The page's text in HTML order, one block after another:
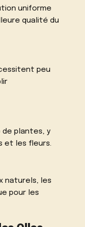
uniforme
qualité du
peu
de plantes, y
et les fleurs.
naturels, les
pour les